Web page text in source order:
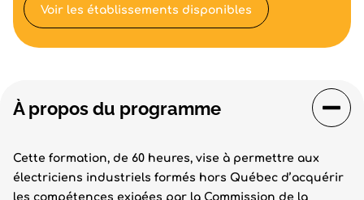
À propos du programme
Cette formation, de 60 heures, vise à permettre aux
électriciens industriels formés hors Québec d’acquérir
les compétences exigées par la Commission de la
Voir les établissements disponibles